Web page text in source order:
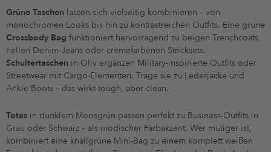
Grüne Taschen lassen sich vielseitig kombinieren – von
monochromen Looks bis hin zu kontrastreichen Outfits. Eine grüne
Crossbody Bag funktioniert hervorragend zu beigen Trenchcoats,
hellen Denim-Jeans oder cremefarbenen Stricksets.
Schultertaschen in Oliv ergänzen Military-inspirierte Outfits oder
Streetwear mit Cargo-Elementen. Trage sie zu Lederjacke und
Ankle Boots – das wirkt tough, aber clean.
Totes in dunklem Moosgrün passen perfekt zu Business-Outfits in
Grau oder Schwarz – als modischer Farbakzent. Wer mutiger ist,
kombiniert eine knallgrüne Mini-Bag zu einem komplett weißen